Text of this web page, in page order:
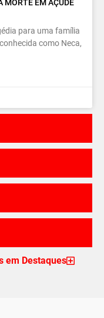
MORTE EM AÇUDE
para uma família
como Neca,
em Destaques